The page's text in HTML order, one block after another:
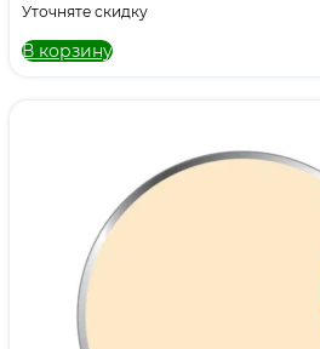
Уточняте скидку
В корзину